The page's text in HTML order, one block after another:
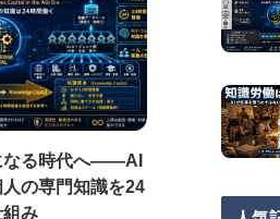
なる時代へ——AI
の専門知識を24
組み